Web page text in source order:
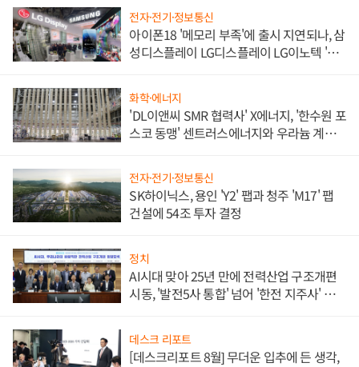
전자·전기·정보통신
아이폰18 '메모리 부족'에 출시 지연되나, 삼
성디스플레이 LG디스플레이 LG이노텍 '탈
화학·에너지
'DL이앤씨 SMR 협력사' X에너지, '한수원 포
스코 동맹' 센트러스에너지와 우라늄 계약
전자·전기·정보통신
SK하이닉스, 용인 'Y2' 팹과 청주 'M17' 팹
건설에 54조 투자 결정
정치
AI시대 맞아 25년 만에 전력산업 구조개편
시동, '발전5사 통합' 넘어 '한전 지주사' 재편
데스크 리포트
[데스크리포트 8월] 무더운 입추에 든 생각,